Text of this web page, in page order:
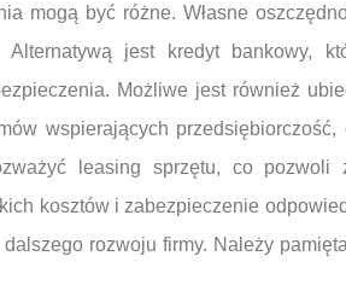
mogą być różne. Własne
Alternatywą jest kredyt bankowy,
Możliwe jest również
wspierających
leasing sprzętu, co pozwoli
kosztów i zabezpieczenie
rozwoju firmy. Należy